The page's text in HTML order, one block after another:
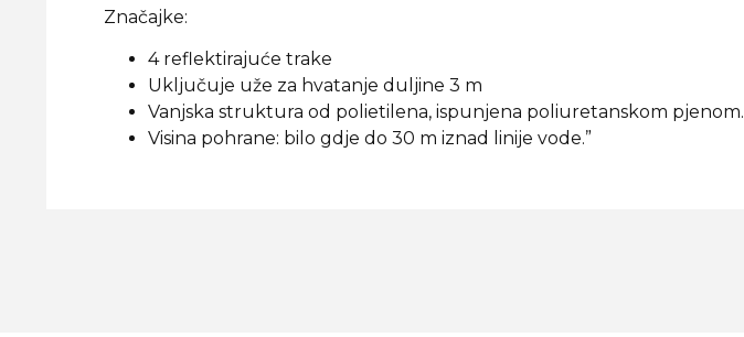
Značajke:
4 reflektirajuće trake
Uključuje uže za hvatanje duljine 3 m
Vanjska struktura od polietilena, ispunjena poliuretanskom pjenom.
Visina pohrane: bilo gdje do 30 m iznad linije vode.”